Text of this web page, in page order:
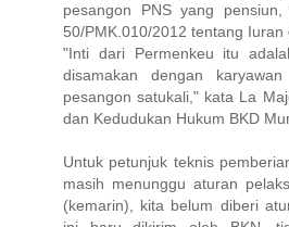
pesangon PNS yang
50/PMK.010/2012 tentang Iuran
"Inti dari Permenkeu itu
disamakan dengan
pesangon satukali," kata La
dan Kedudukan Hukum BKD
Untuk petunjuk teknis
masih menunggu aturan
(kemarin), kita belum diberi